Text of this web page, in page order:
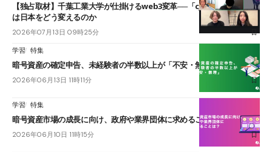
【独占取材】千葉工業大学が仕掛けるweb3変革──「cJPY」とAIの融合
は日本をどう変えるのか
2026年07月13日 09時25分
学習 特集
暗号資産の確定申告、未経験者の半数以上が「不安・無理」
2026年06月13日 11時11分
学習 特集
暗号資産市場の成長に向け、政府や業界団体に求めることは？
2026年06月10日 11時15分